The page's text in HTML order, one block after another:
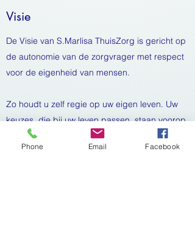
Visie
De Visie van S.Marlisa ThuisZorg is gericht op
de autonomie van de zorgvrager met respect
voor de eigenheid van mensen.
Zo houdt u zelf regie op uw eigen leven. Uw
keuzes, die bij uw leven passen, staan voorop.
Samen gaan wij de uitdaging aan om uw
zorgdoelen te behalen eventueel met inzet van
Phone Email Facebook